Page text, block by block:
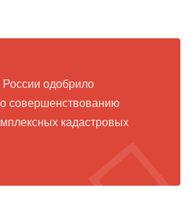
одобрило
совершенствованию
кадастровых